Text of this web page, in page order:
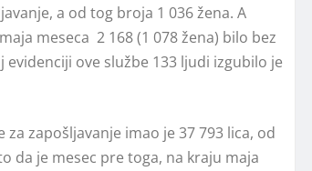
a od tog broja 1 036 žena. A
meseca 2 168 (1 078 žena) bilo bez
ove službe 133 ljudi izgubilo je
zapošljavanje imao je 37 793 lica, od
da je mesec pre toga, na kraju maja